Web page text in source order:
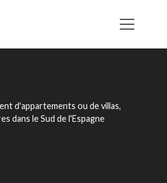
d'appartements ou de villas,
dans le Sud de l'Espagne